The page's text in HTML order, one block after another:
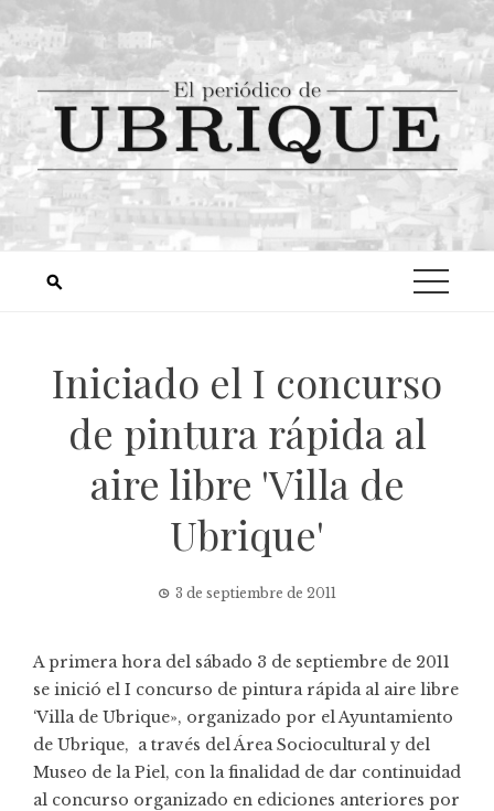
Iniciado el I concurso
de pintura rápida al
aire libre 'Villa de
Ubrique'
3 de septiembre de 2011
A primera hora del sábado 3 de septiembre de 2011
se inició el I concurso de pintura rápida al aire libre
‘Villa de Ubrique», organizado por el Ayuntamiento
de Ubrique, a través del Área Sociocultural y del
Museo de la Piel, con la finalidad de dar continuidad
al concurso organizado en ediciones anteriores por